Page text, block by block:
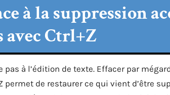
à la suppression
Ctrl+Z
pas à l’édition de texte. Effacer par
permet de restaurer ce qui vient d’être